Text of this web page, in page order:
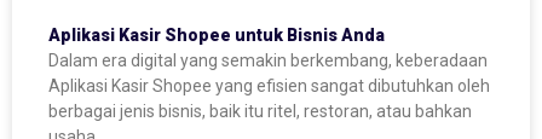
Aplikasi Kasir Shopee untuk Bisnis Anda
Dalam era digital yang semakin berkembang, keberadaan
Aplikasi Kasir Shopee yang efisien sangat dibutuhkan oleh
berbagai jenis bisnis, baik itu ritel, restoran, atau bahkan